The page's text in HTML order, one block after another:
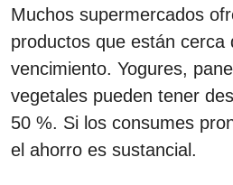
Muchos supermercados
productos que están cerca
vencimiento. Yogures,
vegetales pueden tener
50 %. Si los consumes
el ahorro es sustancial.